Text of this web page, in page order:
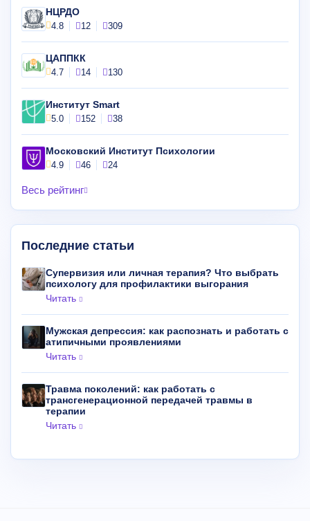
НЦРДО
4.8 12 309
ЦАППКК
4.7 14 130
Институт Smart
5.0 152 38
Московский Институт Психологии
4.9 46 24
Весь рейтинг
Последние статьи
Супервизия или личная терапия? Что выбрать
психологу для профилактики выгорания
Читать
Мужская депрессия: как распознать и работать с
атипичными проявлениями
Читать
Травма поколений: как работать с
трансгенерационной передачей травмы в
терапии
Читать